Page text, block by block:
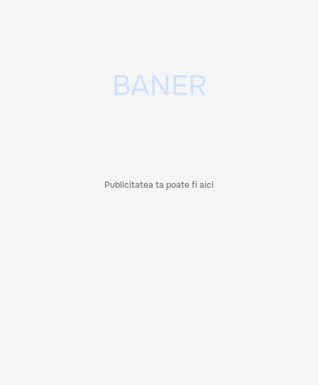
Publicitatea ta poate fi aici